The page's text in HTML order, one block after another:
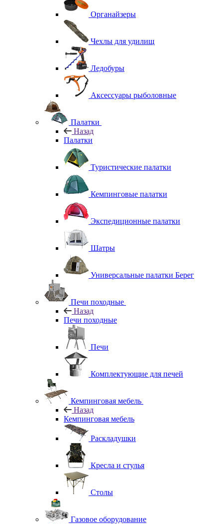
Органайзеры
Чехлы для удилищ
Ледобуры
Аксессуары рыболовные
Палатки
Назад
Палатки
Туристические палатки
Кемпинговые палатки
Экспедиционные палатки
Шатры
Универсальные палатки Берег
Печи походные
Назад
Печи походные
Печи
Комплектующие для печей
Кемпинговая мебель
Назад
Кемпинговая мебель
Раскладушки
Кресла и стулья
Столы
Газовое оборудование